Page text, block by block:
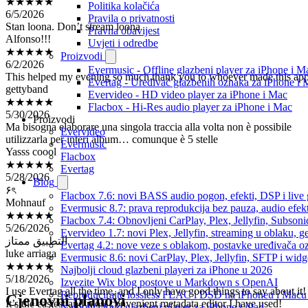
Politika kolačića
Pravila o privatnosti
Pravna obavijest
Uvjeti i odredbe
Proizvodi
Evermusic - Offline glazbeni player za iPhone i
Evertag - Uređivač glazbenih oznaka za iPhone i
Evervideo - HD video player za iPhone i Mac
Flacbox - Hi-Res audio player za iPhone i Mac
Proizvodi
Evervideo
Evermusic
Flacbox
Evertag
Blog
Flacbox 7.6: novi BASS audio pogon, efekti, DSP i live
Evermusic 8.7: prava reprodukcija bez pauza, audio
Flacbox 7.4: Obnovljeni CarPlay, Plex, Jellyfin,
Evervideo 1.7: novi Plex, Jellyfin, streaming u oblaku,
Evertag 4.2: nove veze s oblakom, postavke uređivača
Evermusic 8.6: novi CarPlay, Plex, Jellyfin, SFTP i
Najbolji cloud glazbeni playeri za iPhone u 2026
Izvezite Wix blog postove u Markdown s OpenAI
Reproducirajte lossless FLAC i DSD na iPhoneu i
Stan loona. Don’t stream loona
Alfonso!!!
★★★★★
6/2/2026
This helped my evening so much thank you to whoever made this
gettyband
★★★★★
5/30/2026
Ma bisogna elaborare una singola traccia alla volta non è possibile
utilizzarla per interi album… comunque è 5 stelle
Yasss coool
★★★★★
5/28/2026
۶ৎ
Mohnauf
★★★★★
5/26/2026
التطبيق ممتاز
luke arriaga
★★★★★
5/18/2026
I use Evertag all the time, and I only have good things to say about it!
It’s the easiest and most convenient metadata editor I have used!
The Hitrom
Cjenovni planovi